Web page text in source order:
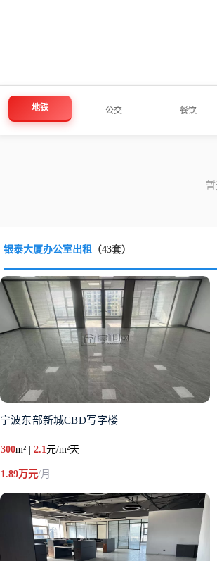
地铁 公交 餐饮
银泰大厦办公室出租 （43套）
宁波东部新城CBD写字楼
300m² | 2.1元/m²天
1.89万元/月